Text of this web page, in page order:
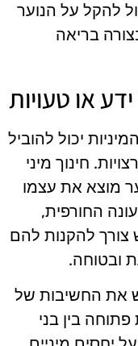
להקל על הנוער
בריאה
או טעויות
יכול להוביל
חינוך מיני
מוצא את עצמו
החורפית,
צורך להקנות להם
ובטוחה.
את החשיבות של
בין בני